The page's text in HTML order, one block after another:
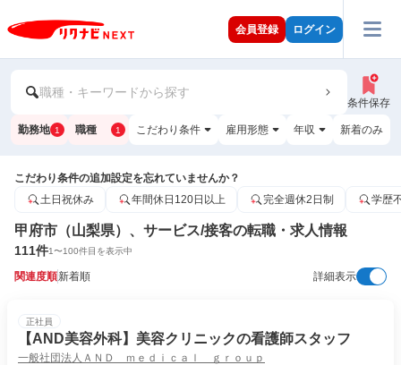
会員登録 ログイン
職種・キーワードから探す
条件保存
勤務地 1 職種 1 こだわり条件 雇用形態 年収 新着のみ
こだわり条件の追加設定を忘れていませんか？
土日祝休み
年間休日120日以上 完全週休2日制 学歴
甲府市（山梨県）、サービス/接客の転職・求人情報
111件1〜100件目を表示中
関連度順新着順 詳細表示
正社員
【AND美容外科】美容クリニックの看護師スタッフ
一般社団法人ＡＮＤ ｍｅｄｉｃａｌ ｇｒｏｕｐ